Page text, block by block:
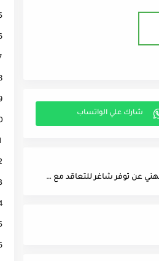
تعلن مؤسسة التدريب المهني عن توفر شاغر للتعاقد مع مدرب مهني، تكييف وتبريد